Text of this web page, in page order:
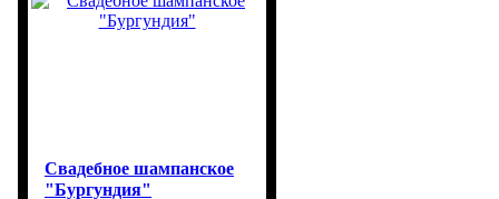
Свадебное шампанское
"Бургундия"